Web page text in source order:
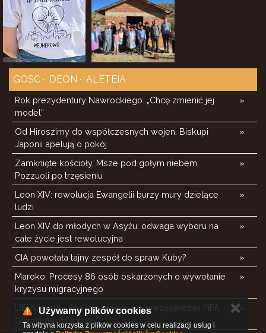
GOSC DEON ALETEIA
»
Rok prezydentury Nawrockiego. „Chcę zmienić jej
model”
»
Od Hiroszimy do współczesnych wojen. Biskupi
Japonii apelują o pokój
»
Zamknięte kościoły, Msze pod gołym niebem.
Pozzuoli po trzęsieniu
»
Leon XIV: rewolucja Ewangelii burzy mury dzielące
ludzi
»
Leon XIV do młodych w Asyżu: odwaga wyboru na
całe życie jest rewolucyjna
»
CIA powołała tajny zespół do spraw Kuby?
»
Maroko: Procesy 86 osób oskarżonych o wywołanie
kryzysu migracyjnego
»
UEFA tworzy koalicję przeciwko prezydentowi FIFA
Gianniemu Infantino
Używamy plików cookies
Ta witryna korzysta z plików cookies w celu realizacji usług i
✕